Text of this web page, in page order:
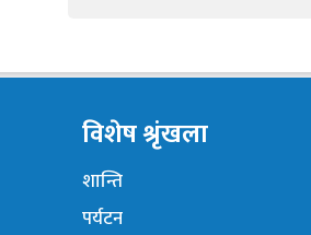
विशेष श्रृंखला
शान्ति
पर्यटन